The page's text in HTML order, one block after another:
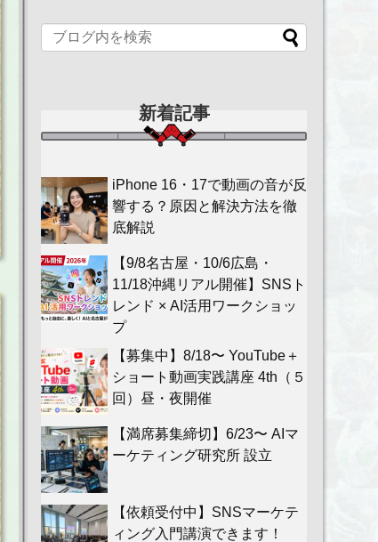
新着記事
iPhone 16・17で動画の音が反
響する？原因と解決方法を徹
底解説
【9/8名古屋・10/6広島・
11/18沖縄リアル開催】SNSト
レンド × AI活用ワークショッ
プ
【募集中】8/18〜 YouTube＋
ショート動画実践講座 4th（５
回）昼・夜開催
【満席募集締切】6/23〜 AIマ
ーケティング研究所 設立
【依頼受付中】SNSマーケテ
ィング入門講演できます！